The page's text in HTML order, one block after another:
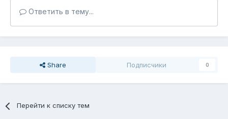
Ответить в тему...
Share Подписчики 0
Перейти к списку тем